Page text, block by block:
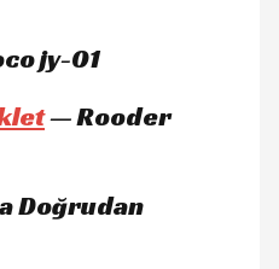
jy-01
— Rooder
Doğrudan